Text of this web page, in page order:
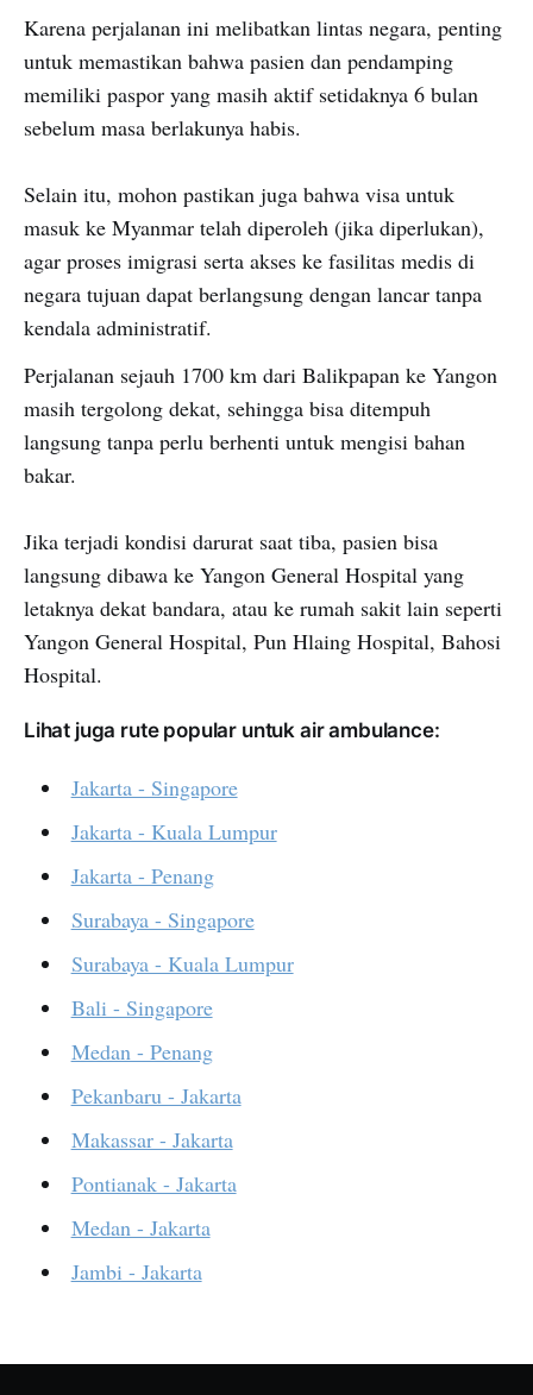
Karena perjalanan ini melibatkan lintas negara, penting
untuk memastikan bahwa pasien dan pendamping
memiliki paspor yang masih aktif setidaknya 6 bulan
sebelum masa berlakunya habis.
Selain itu, mohon pastikan juga bahwa visa untuk
masuk ke Myanmar telah diperoleh (jika diperlukan),
agar proses imigrasi serta akses ke fasilitas medis di
negara tujuan dapat berlangsung dengan lancar tanpa
kendala administratif.
Perjalanan sejauh 1700 km dari Balikpapan ke Yangon
masih tergolong dekat, sehingga bisa ditempuh
langsung tanpa perlu berhenti untuk mengisi bahan
bakar.
Jika terjadi kondisi darurat saat tiba, pasien bisa
langsung dibawa ke Yangon General Hospital yang
letaknya dekat bandara, atau ke rumah sakit lain seperti
Yangon General Hospital, Pun Hlaing Hospital, Bahosi
Hospital.
Lihat juga rute popular untuk air ambulance:
Jakarta - Singapore
Jakarta - Kuala Lumpur
Jakarta - Penang
Surabaya - Singapore
Surabaya - Kuala Lumpur
Bali - Singapore
Medan - Penang
Pekanbaru - Jakarta
Makassar - Jakarta
Pontianak - Jakarta
Medan - Jakarta
Jambi - Jakarta